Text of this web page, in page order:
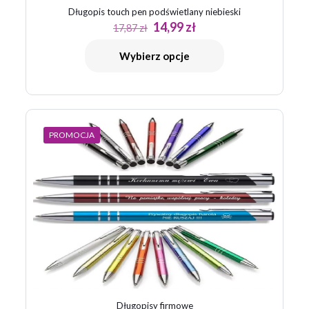
Długopis touch pen podświetlany niebieski
17,87zł Pierwotna
wynosiła:
17,87 zł.
14,99złAktualna
Wybierz opcje
PROMOCJA
Długopisy firmowe